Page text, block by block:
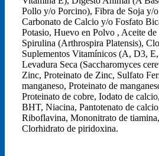
Pollo y/o Porcino), Fibra de Soja y/
Carbonato de Calcio y/o Fosfato
Potasio, Huevo en Polvo , Aceite
Spirulina (Arthrospira Platensis),
Suplementos Vitamínicos (A, D3,
Levadura Seca (Saccharomyces
Zinc, Proteinato de Zinc, Sulfato
manganeso, Proteinato de
Proteinato de cobre, Iodato de
BHT, Niacina, Pantotenato de
Riboflavina, Mononitrato de
Clorhidrato de piridoxina.